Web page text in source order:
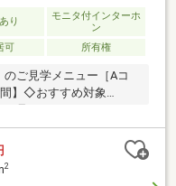
り
モニタ付インターホ
ン
可 所有権
ご見学メニュー［Aコ
】◇おすすめ対象
所要時間【2時間～5時
本命の物件にあわせ
がら見学したい！」とい
］所要時間【5時間～8
2